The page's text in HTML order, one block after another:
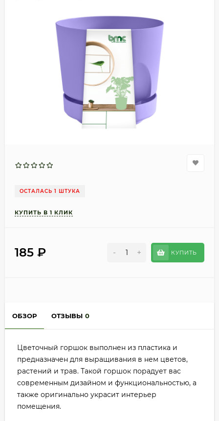
ОСТАЛАСЬ 1 ШТУКА
185 ₽ - + КУПИТЬ
ОБЗОР ОТЗЫВЫ 0
Цветочный горшок выполнен из пластика и
предназначен для выращивания в нем цветов,
растений и трав. Такой горшок порадует вас
современным дизайном и функциональностью, а
также оригинально украсит интерьер
помещения.